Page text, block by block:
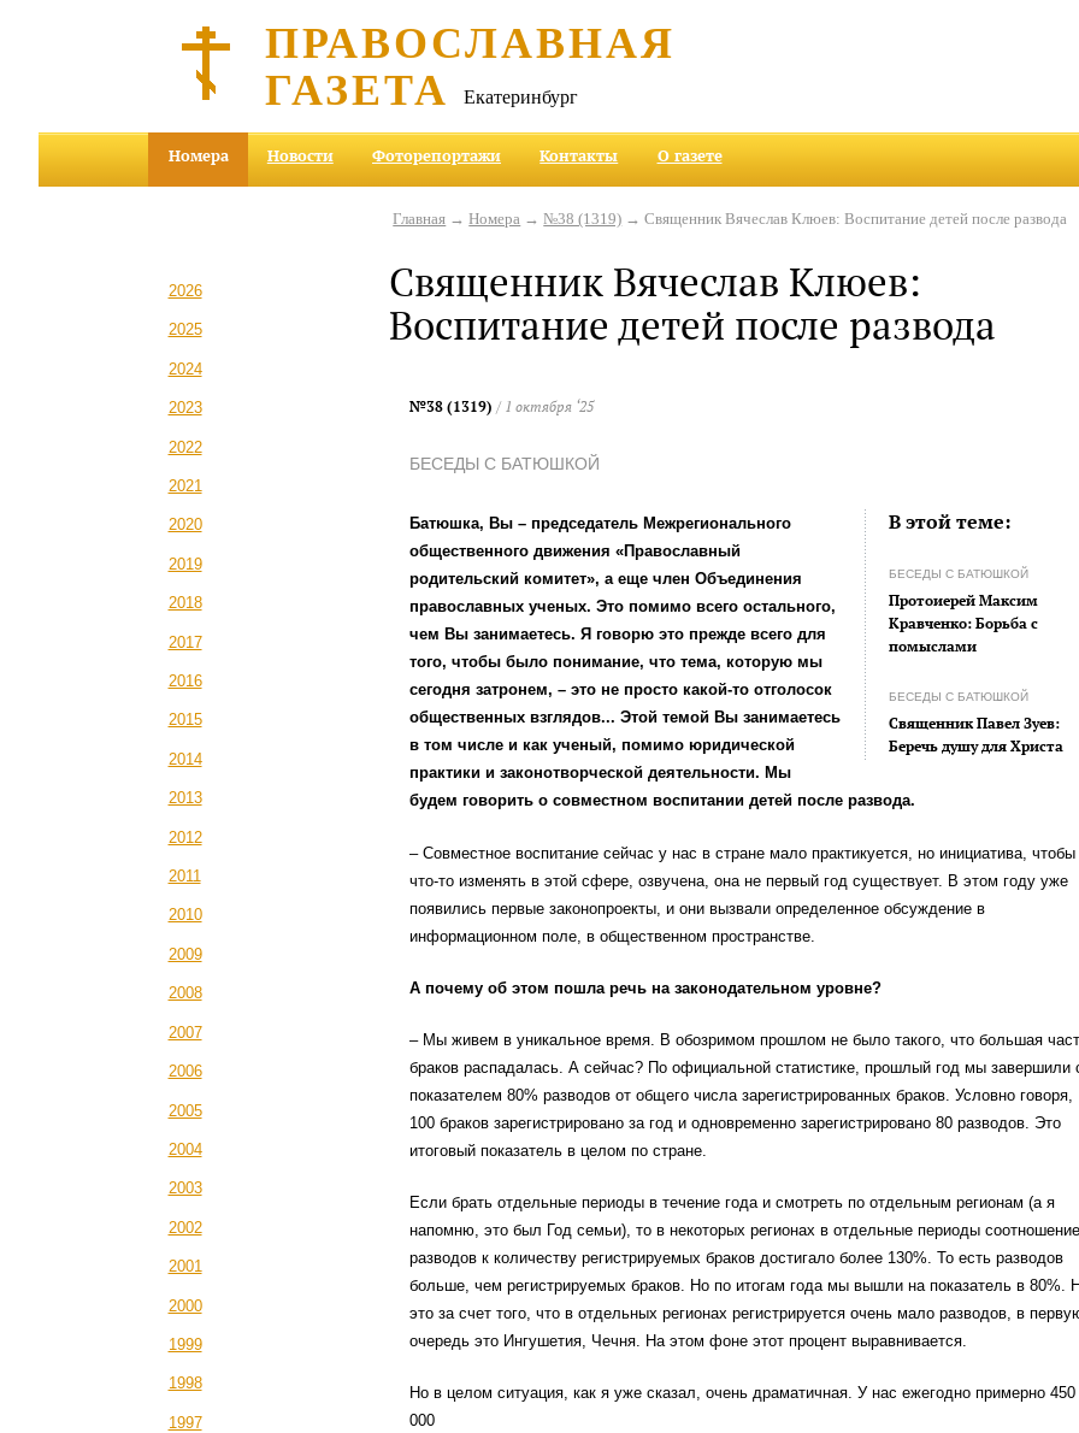
ПРАВОСЛАВНАЯ
ГАЗЕТА Екатеринбург
Номера Новости Фоторепортажи Контакты О газете
2026
2025
2024
2023
2022
2021
2020
2019
2018
2017
2016
2015
2014
2013
2012
2011
2010
2009
2008
2007
2006
2005
2004
2003
2002
2001
2000
1999
1998
1997
Главная →Номера →№38 (1319) → Священник Вячеслав Клюев: Воспитание детей после развода
Священник Вячеслав Клюев:
Воспитание детей после развода
№38 (1319) / 1 октября ‘25
БЕСЕДЫ С БАТЮШКОЙ
В этой теме:
БЕСЕДЫ С БАТЮШКОЙ
Протоиерей Максим
Кравченко: Борьба с
помыслами
БЕСЕДЫ С БАТЮШКОЙ
Священник Павел Зуев:
Беречь душу для Христа
Батюшка, Вы – председатель Межрегионального
общественного движения «Православный
родительский комитет», а еще член Объединения
православных ученых. Это помимо всего остального,
чем Вы занимаетесь. Я говорю это прежде всего для
того, чтобы было понимание, что тема, которую мы
сегодня затронем, – это не просто какой-то отголосок
общественных взглядов... Этой темой Вы занимаетесь
в том числе и как ученый, помимо юридической
практики и законотворческой деятельности. Мы
будем говорить о совместном воспитании детей после развода.
– Совместное воспитание сейчас у нас в стране мало практикуется, но инициатива, чтобы
что-то изменять в этой сфере, озвучена, она не первый год существует. В этом году уже
появились первые законопроекты, и они вызвали определенное обсуждение в
информационном поле, в общественном пространстве.
А почему об этом пошла речь на законодательном уровне?
– Мы живем в уникальное время. В обозримом прошлом не было такого, что большая
браков распадалась. А сейчас? По официальной статистике, прошлый год мы завершили
показателем 80% разводов от общего числа зарегистрированных браков. Условно говоря,
100 браков зарегистрировано за год и одновременно зарегистрировано 80 разводов. Это
итоговый показатель в целом по стране.
Если брать отдельные периоды в течение года и смотреть по отдельным регионам (а я
напомню, это был Год семьи), то в некоторых регионах в отдельные периоды соотношение
разводов к количеству регистрируемых браков достигало более 130%. То есть разводов
больше, чем регистрируемых браков. Но по итогам года мы вышли на показатель в 80%.
это за счет того, что в отдельных регионах регистрируется очень мало разводов, в
очередь это Ингушетия, Чечня. На этом фоне этот процент выравнивается.
Но в целом ситуация, как я уже сказал, очень драматичная. У нас ежегодно примерно 450
000